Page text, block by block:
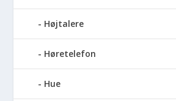
Højtalere
Høretelefon
Hue